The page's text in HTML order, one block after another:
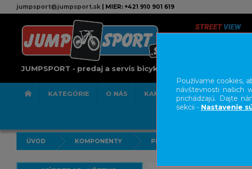
jumpsport@jumpsport.sk| MIER: +421 910 901 619
JUMPSPORT - predaj a servis bicyklov
KATEGÓRIE O NÁS KAMENNÁ PREDAJNA
ÚVOD KOMPONENTY PREVODNÍKY
Používame cookies,
návštevnosti našich
prichádzajú. Dajte
sekcii - Nastavenie